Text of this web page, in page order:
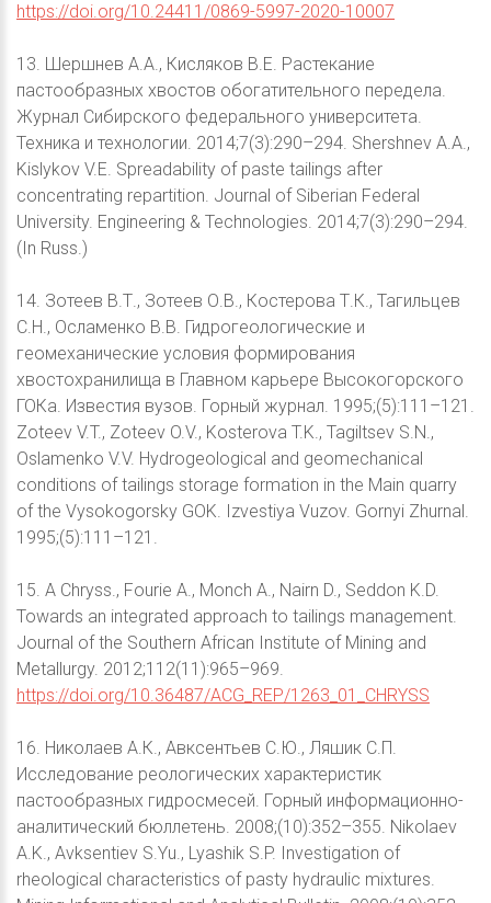
https://doi.org/10.24411/0869-5997-2020-10007
13. Шершнев А.А., Кисляков В.Е. Растекание
пастообразных хвостов обогатительного передела.
Журнал Сибирского федерального университета.
Техника и технологии. 2014;7(3):290–294. Shershnev A.A.,
Kislykov V.E. Spreadability of paste tailings after
concentrating repartition. Journal of Siberian Federal
University. Engineering & Technologies. 2014;7(3):290–294.
(In Russ.)
14. Зотеев В.Т., Зотеев О.В., Костерова Т.К., Тагильцев
С.Н., Осламенко В.В. Гидрогеологические и
геомеханические условия формирования
хвостохранилища в Главном карьере Высокогорского
ГОКа. Известия вузов. Горный журнал. 1995;(5):111–121.
Zoteev V.T., Zoteev O.V., Kosterova T.K., Tagiltsev S.N.,
Oslamenko V.V. Hydrogeological and geomechanical
conditions of tailings storage formation in the Main quarry
of the Vysokogorsky GOK. Izvestiya Vuzov. Gornyi Zhurnal.
1995;(5):111–121.
15. A Chryss., Fourie A., Monch A., Nairn D., Seddon K.D.
Towards an integrated approach to tailings management.
Journal of the Southern African Institute of Mining and
Metallurgy. 2012;112(11):965–969.
https://doi.org/10.36487/ACG_REP/1263_01_CHRYSS
16. Николаев А.К., Авксентьев С.Ю., Ляшик С.П.
Исследование реологических характеристик
пастообразных гидросмесей. Горный информационно-
аналитический бюллетень. 2008;(10):352–355. Nikolaev
A.K., Avksentiev S.Yu., Lyashik S.P. Investigation of
rheological characteristics of pasty hydraulic mixtures.